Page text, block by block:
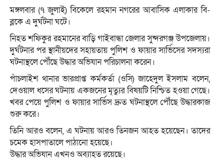
মঙ্গলবার (৭ জুলাই) বিকেলে রহমান নগরের আবাসিক এলাকার বি-
ব্লকে এ দুর্ঘটনা ঘটে।
নিহত শফিকুর রহমানের বাড়ি গাইবান্ধা জেলার সুন্দরগঞ্জ উপজেলায়।
দুর্ঘটনার পর স্থানীয়দের সহায়তায় পুলিশ ও ফায়ার সার্ভিসের সদস্যরা
ঘটনাস্থলে পৌঁছে উদ্ধার অভিযান পরিচালনা করেন।
পাঁচলাইশ থানার ভারপ্রাপ্ত কর্মকর্তা (ওসি) জাহেদুল ইসলাম বলেন,
দেওয়াল ধসের ঘটনায় একজনের মৃত্যুর বিষয়টি নিশ্চিত হওয়া গেছে।
খবর পেয়ে পুলিশ ও ফায়ার সার্ভিস দ্রুত ঘটনাস্থলে পৌঁছে উদ্ধারকাজ
শুরু করে।
তিনি আরও বলেন, এ ঘটনায় আরও তিনজন আহত হয়েছেন। তাদের
চমেক হাসপাতালে পাঠানো হয়েছে।
উদ্ধার অভিযান এখনও অব্যাহত রয়েছে।